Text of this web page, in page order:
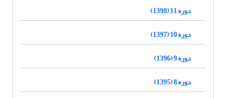
دوره 11 (1398)
دوره 10 (1397)
دوره 9 (1396)
دوره 8 (1395)